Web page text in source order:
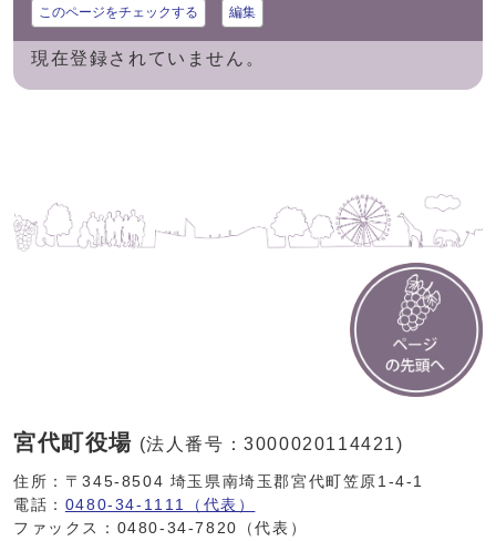
このページをチェックする 編集
現在登録されていません。
宮代町役場 (法人番号：3000020114421)
住所：〒345-8504 埼玉県南埼玉郡宮代町笠原1-4-1
電話： 0480-34-1111（代表）
ファックス：0480-34-7820（代表）